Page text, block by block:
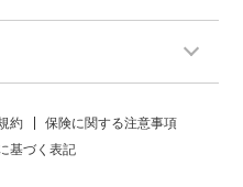
約
保険に関する注意事項
基づく表記